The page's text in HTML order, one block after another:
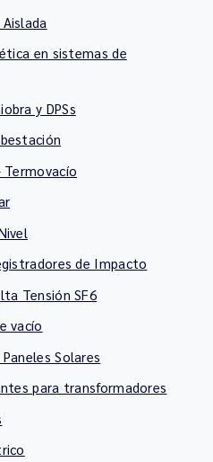
en sistemas de
y DPSs
de Impacto
Tensión SF6
vacío
Solares
para transformadores